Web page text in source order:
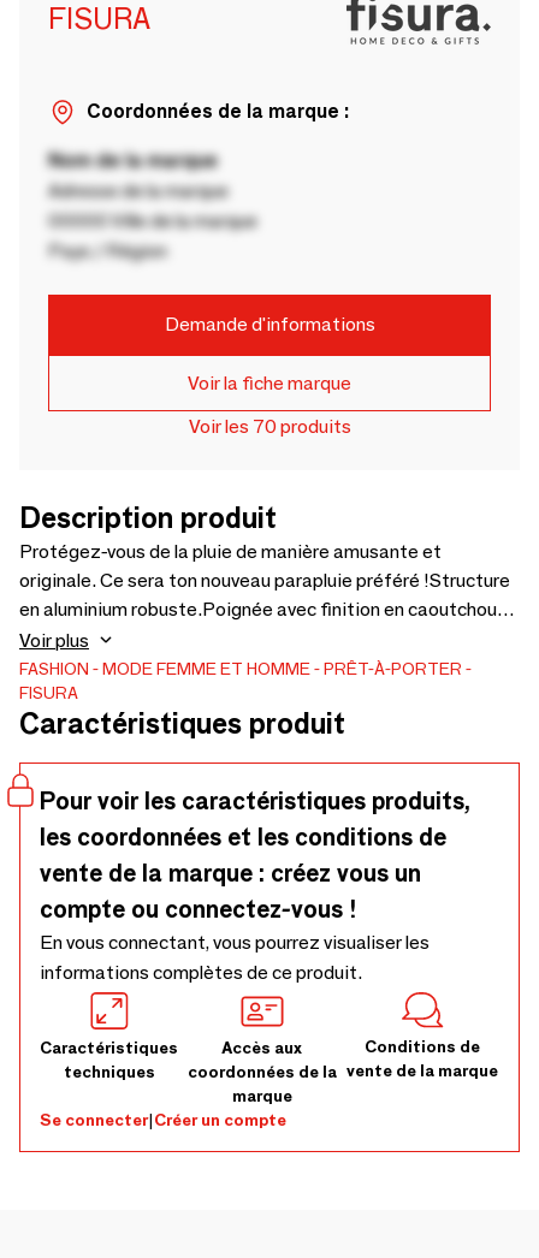
FISURA
Coordonnées de la marque :
Nom de la marque
Adresse de la marque
00000 Ville de la marque
Pays / Région
Demande d'informations
Voir la fiche marque
Voir les 70 produits
Description produit
Protégez-vous de la pluie de manière amusante et
originale. Ce sera ton nouveau parapluie préféré !Structure
en aluminium robuste.Poignée avec finition en caoutchouc,
super confortable à porter et agréable au toucher.Châssis
renforcé avec protection UV. Tige en fibreSystème
d'ouverture automatique sur simple pression d'un bouton.
Fermeture manuelle classique.
Voir plus
FASHION MODE FEMME ET HOMME
PRÊT-À-PORTER
FISURA
Caractéristiques produit
Pour voir les caractéristiques produits,
les coordonnées et les conditions de
vente de la marque : créez vous un
compte ou connectez-vous !
En vous connectant, vous pourrez visualiser les
informations complètes de ce produit.
Caractéristiques
techniques
Accès aux
coordonnées de la
marque
Conditions de
vente de la marque
Se connecter|Créer un compte